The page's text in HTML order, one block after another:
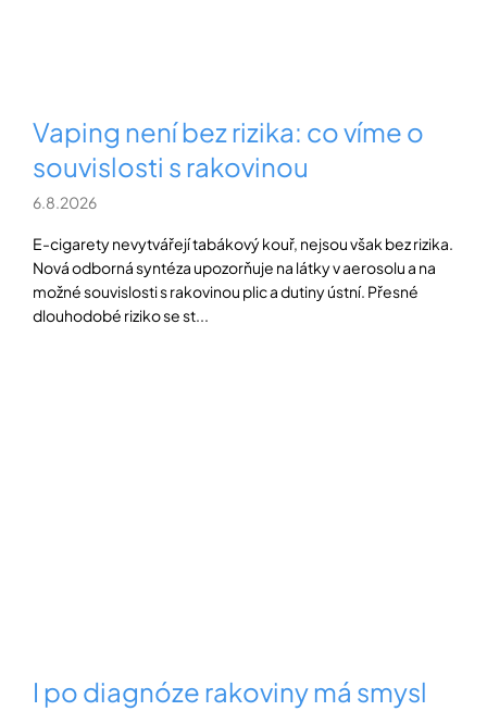
Vaping není bez rizika: co víme o
souvislosti s rakovinou
6.8.2026
E-cigarety nevytvářejí tabákový kouř, nejsou však bez rizika.
Nová odborná syntéza upozorňuje na látky v aerosolu a na
možné souvislosti s rakovinou plic a dutiny ústní. Přesné
dlouhodobé riziko se st...
I po diagnóze rakoviny má smysl